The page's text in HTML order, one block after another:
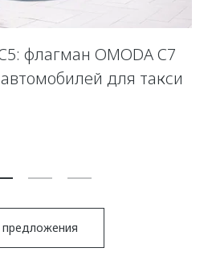
флагман OMODA C7
для такси
предложения